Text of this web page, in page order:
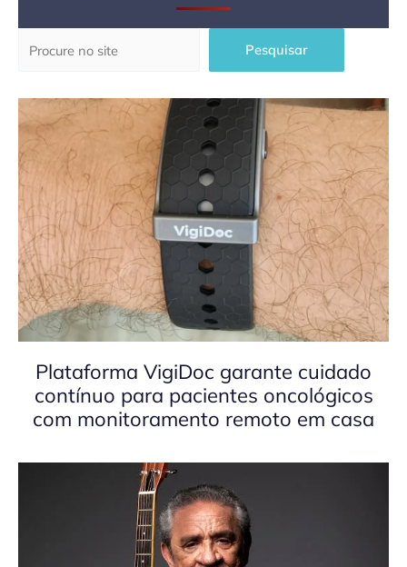
Pesquisar
Plataforma VigiDoc garante cuidado
contínuo para pacientes oncológicos
com monitoramento remoto em casa